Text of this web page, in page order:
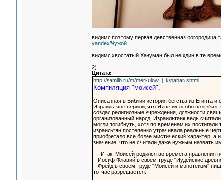
видимо поэтому первая девственная богородица
yandex/Чужой
видимо хвостатый Хануман был не один в те
2)
Цитата:
http://samlib.ru/m/merkulow_j_k/pahan.shtml
Компиляция "моисей".
Описанная в Библии история бегства из Египта
Израильтяне верили, что Яхве их особо
создал религиозные учреждения, должности
организованный народ. Израильтяне ведь
могли погибнуть, хотя по временам их
израильтян постепенно утрачивала реальные
приобретало все более мистический характер,
значение, что не считали даже нужным назвать
Итак, Моисей родился во времена правления
Иосиф Флавий в своем труде "Иудейские
Фрейд в своем труде "Моисей и монотеизм"
тотчас разрешается...